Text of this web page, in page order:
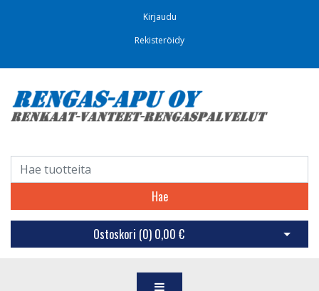
Kirjaudu
Rekisteröidy
Hae
Ostoskori (0) 0,00 € Avaa